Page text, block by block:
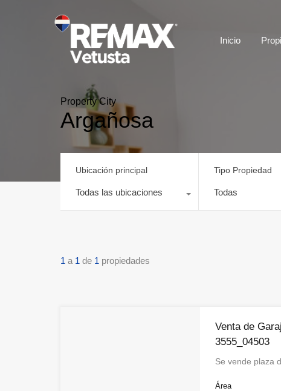
Inicio
Property City
Argañosa
Ubicación principal
Todas las ubicaciones
Tipo Propiedad
Todas
1 a 1 de 1 propiedades
Venta de
3555_04503
Se vende plaza
Área